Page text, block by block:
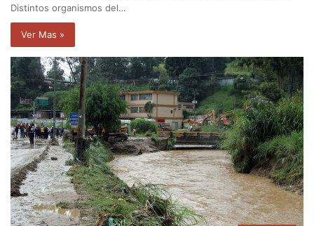
Distintos organismos del…
Ver Mas »